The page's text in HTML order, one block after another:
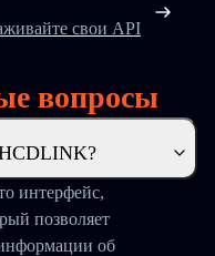
свои API
вопросы
интерфейс,
позволяет
об